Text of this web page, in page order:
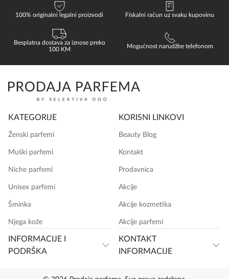
100% originalni legalni proizvodi Fiskalni račun uz svaku kupovinu
Besplatna dostava za iznose preko
100 KM
Mogućnost narudžbe telefonom
KATEGORIJE
Ženski parfemi
Muški parfemi
Niche parfemi
Unisex parfemi
Šminka
Njega kože
KORISNI LINKOVI
Beauty Blog
Kontakt
Prodavnica
Akcije
Akcije kozmetika
Akcije parfemi
INFORMACIJE I
PODRŠKA
KONTAKT
INFORMACIJE